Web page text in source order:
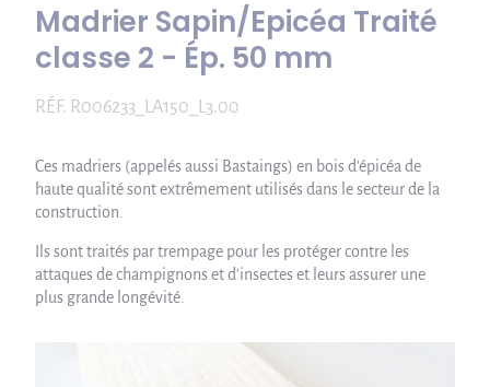
Madrier Sapin/Epicéa Traité
classe 2 - Ép. 50 mm
RÉF. R006233_LA150_L3.00
Ces madriers (appelés aussi Bastaings) en bois d'épicéa de
haute qualité sont extrêmement utilisés dans le secteur de la
construction.
Ils sont traités par trempage pour les protéger contre les
attaques de champignons et d'insectes et leurs assurer une
plus grande longévité.